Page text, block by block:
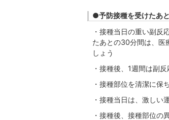
●予防接種を受けたあ
・接種当日の重い副反
たあとの30分間は、医
しょう
・接種後、1週間は副
・接種部位を清潔に保
・接種当日は、激しい
・接種後、接種部位の